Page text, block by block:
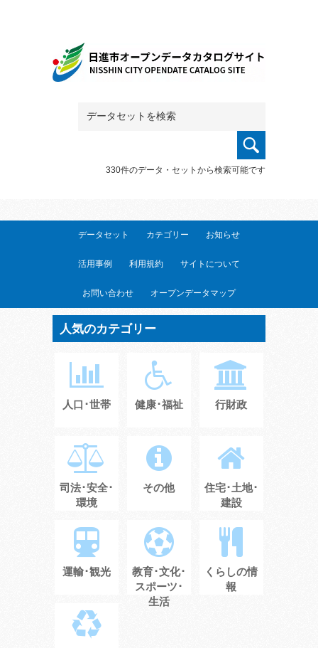
330件のデータ・セットから検索可能です
データセット カテゴリー お知らせ
活用事例 利用規約 サイトについて
お問い合わせ オープンデータマップ
人気のカテゴリー
人口･世帯 健康･福祉 行財政
司法･安全･
環境
その他
住宅･土地･
建設
運輸･観光
教育･文化･
スポーツ･
生活
くらしの情
報